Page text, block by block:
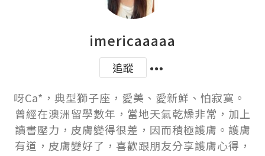
imericaaaaa
追蹤
呀Ca*，典型獅子座，愛美、愛新鮮、怕寂寞。
曾經在澳洲留學數年，當地天氣乾燥非常，加上
讀書壓力，皮膚變得很差，因而積極護膚。護膚
有道，皮膚變好了，喜歡跟朋友分享護膚心得，